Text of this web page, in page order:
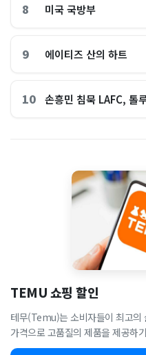
8 미국 국방부
9 에이티즈 산의 하트
10 손흥민 침묵 LAFC, 톨
TEMU 쇼핑 할인
테무(Temu)는 소비자들이 최고의
가격으로 고품질의 제품을 제공하